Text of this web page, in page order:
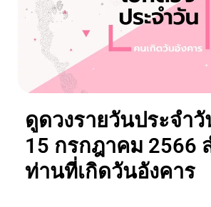
ดูดวงรายวันประจำวั
15 กรกฎาคม 2566
ท่านที่เกิดวันอังคาร